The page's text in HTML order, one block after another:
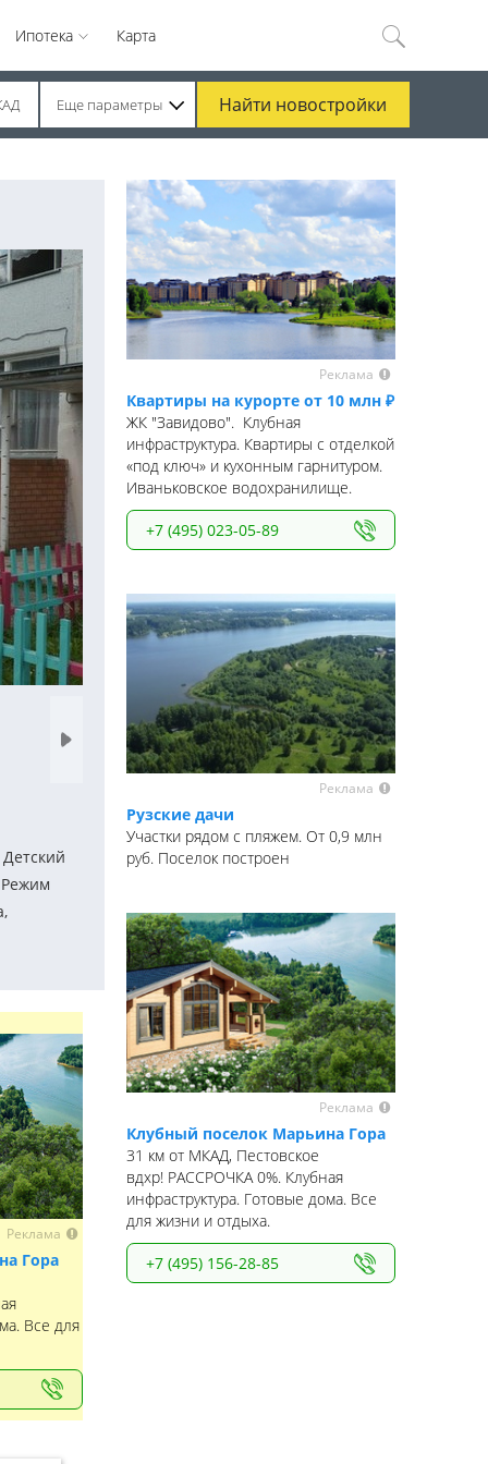
Ипотека Карта
Еще параметры Найти новостройки
Режим
Реклама
Гора
Все для
Реклама
Квартиры на курорте от 10 млн ₽
ЖК "Завидово". Клубная
инфраструктура. Квартиры с отделкой
«под ключ» и кухонным гарнитуром.
Иваньковское водохранилище.
+7 (495) 023-05-89
Реклама
Рузские дачи
Участки рядом с пляжем. От 0,9 млн
руб. Поселок построен
Реклама
Клубный поселок Марьина Гора
31 км от МКАД, Пестовское
вдхр! РАССРОЧКА 0%. Клубная
инфраструктура. Готовые дома. Все
для жизни и отдыха.
+7 (495) 156-28-85